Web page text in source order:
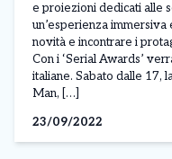
e proiezioni dedicati alle
un’esperienza
novità e incontrare i
Con i ‘Serial Awards’
italiane. Sabato dalle 17,
Man, […]
23/09/2022